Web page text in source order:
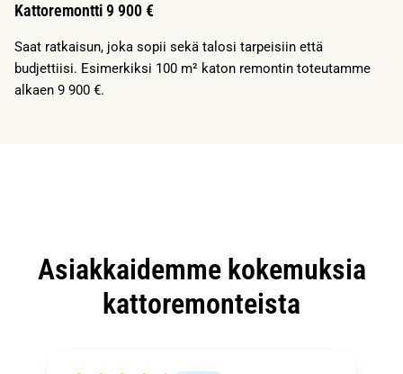
Kattoremontti 9 900 €
Saat ratkaisun, joka sopii sekä talosi tarpeisiin että
budjettiisi. Esimerkiksi 100 m² katon remontin toteutamme
alkaen 9 900 €.
Asiakkaidemme kokemuksia
kattoremonteista